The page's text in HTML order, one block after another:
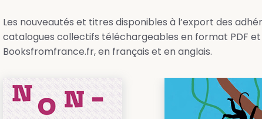
Les nouveautés et titres disponibles à l’export des
catalogues collectifs téléchargeables en format PDF
Booksfromfrance.fr, en français et en anglais.